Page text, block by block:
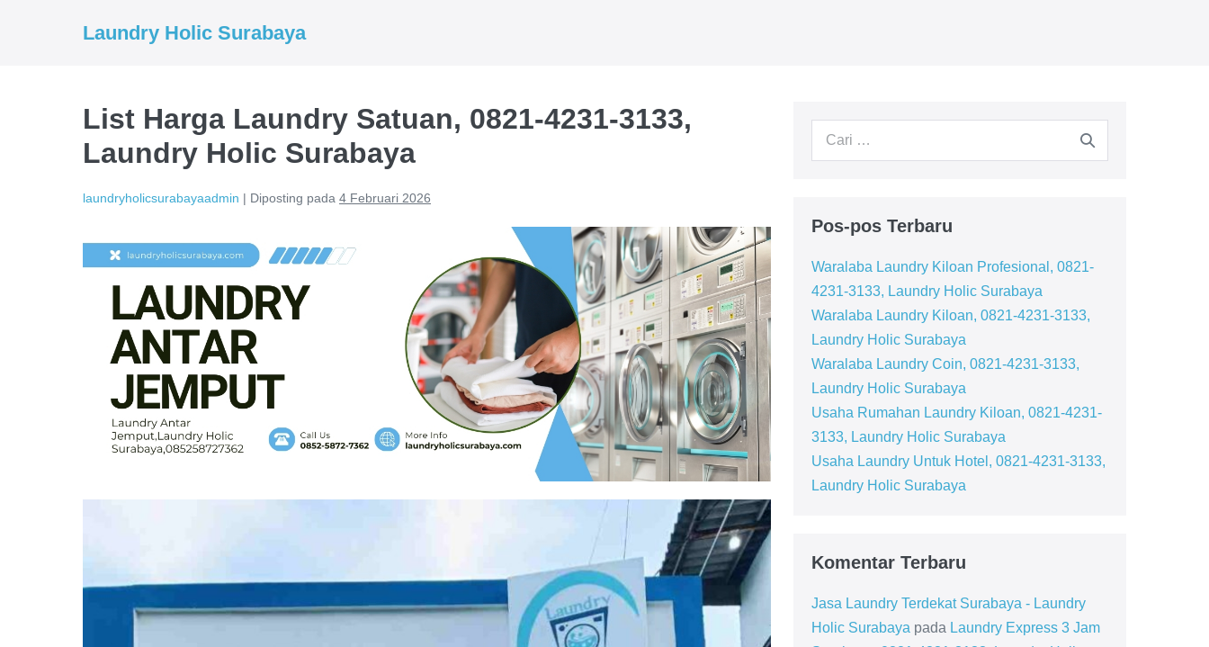
Laundry Holic Surabaya
List Harga Laundry Satuan, 0821-4231-3133,
Laundry Holic Surabaya
laundryholicsurabayaadmin | Diposting pada 4 Februari 2026
Pencarian
Pos-pos Terbaru
Waralaba Laundry Kiloan Profesional, 0821-
4231-3133, Laundry Holic Surabaya
Waralaba Laundry Kiloan, 0821-4231-3133,
Laundry Holic Surabaya
Waralaba Laundry Coin, 0821-4231-3133,
Laundry Holic Surabaya
Usaha Rumahan Laundry Kiloan, 0821-4231-
3133, Laundry Holic Surabaya
Usaha Laundry Untuk Hotel, 0821-4231-3133,
Laundry Holic Surabaya
Komentar Terbaru
Jasa Laundry Terdekat Surabaya - Laundry
Holic Surabaya pada Laundry Express 3 Jam